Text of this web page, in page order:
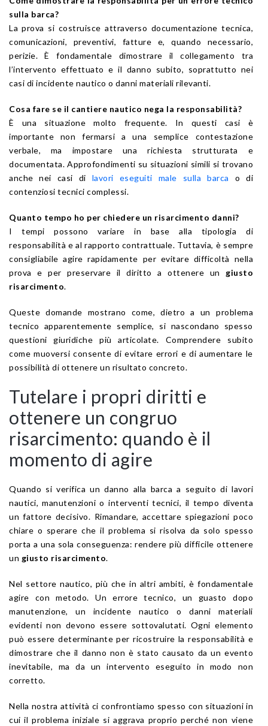
sulla barca?
La prova si costruisce attraverso documentazione tecnica,
comunicazioni, preventivi, fatture e, quando necessario,
perizie. È fondamentale dimostrare il collegamento tra
l’intervento effettuato e il danno subito, soprattutto nei
casi di incidente nautico o danni materiali rilevanti.
Cosa fare se il cantiere nautico nega la responsabilità?
È una situazione molto frequente. In questi casi è
importante non fermarsi a una semplice contestazione
verbale, ma impostare una richiesta strutturata e
documentata. Approfondimenti su situazioni simili si trovano
anche nei casi di lavori eseguiti male sulla barca o di
contenziosi tecnici complessi.
Quanto tempo ho per chiedere un risarcimento danni?
I tempi possono variare in base alla tipologia di
responsabilità e al rapporto contrattuale. Tuttavia, è sempre
consigliabile agire rapidamente per evitare difficoltà nella
prova e per preservare il diritto a ottenere un giusto
risarcimento.
Queste domande mostrano come, dietro a un problema
tecnico apparentemente semplice, si nascondano spesso
questioni giuridiche più articolate. Comprendere subito
come muoversi consente di evitare errori e di aumentare le
possibilità di ottenere un risultato concreto.
Tutelare i propri diritti e
ottenere un congruo
risarcimento: quando è il
momento di agire
Quando si verifica un danno alla barca a seguito di lavori
nautici, manutenzioni o interventi tecnici, il tempo diventa
un fattore decisivo. Rimandare, accettare spiegazioni poco
chiare o sperare che il problema si risolva da solo spesso
porta a una sola conseguenza: rendere più difficile ottenere
un giusto risarcimento.
Nel settore nautico, più che in altri ambiti, è fondamentale
agire con metodo. Un errore tecnico, un guasto dopo
manutenzione, un incidente nautico o danni materiali
evidenti non devono essere sottovalutati. Ogni elemento
può essere determinante per ricostruire la responsabilità e
dimostrare che il danno non è stato causato da un evento
inevitabile, ma da un intervento eseguito in modo non
corretto.
Nella nostra attività ci confrontiamo spesso con situazioni in
cui il problema iniziale si aggrava proprio perché non viene